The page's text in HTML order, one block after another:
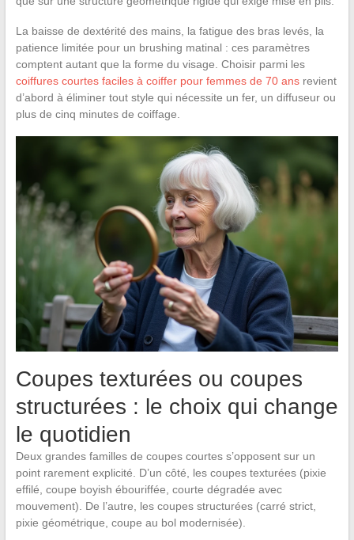
La baisse de dextérité des mains, la fatigue des bras levés, la
patience limitée pour un brushing matinal : ces paramètres
comptent autant que la forme du visage. Choisir parmi les
coiffures courtes faciles à coiffer pour femmes de 70 ansrevient
d’abord à éliminer tout style qui nécessite un fer, un diffuseur ou
plus de cinq minutes de coiffage.
Coupes texturées ou coupes
structurées : le choix qui change
le quotidien
Deux grandes familles de coupes courtes s’opposent sur un
point rarement explicité. D’un côté, les coupes texturées (pixie
effilé, coupe boyish ébouriffée, courte dégradée avec
mouvement). De l’autre, les coupes structurées (carré strict,
pixie géométrique, coupe au bol modernisée).